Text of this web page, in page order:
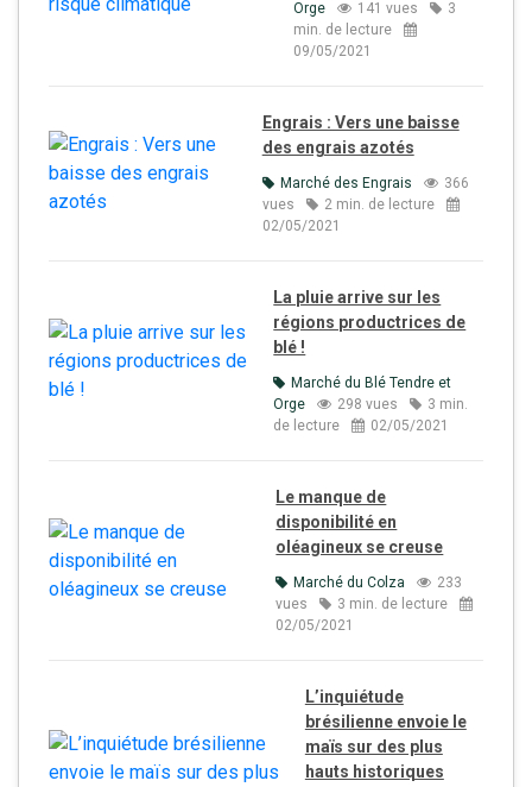
Orge 141 vues
3
min. de lecture
09/05/2021
Engrais : Vers une baisse
des engrais azotés
Marché des Engrais
366
vues
2 min. de lecture
02/05/2021
La pluie arrive sur les
régions productrices de
blé !
Marché du Blé Tendre et
Orge
298 vues
3 min.
de lecture
02/05/2021
Le manque de
disponibilité en
oléagineux se creuse
Marché du Colza
233
vues
3 min. de lecture
02/05/2021
L’inquiétude
brésilienne envoie le
maïs sur des plus
hauts historiques